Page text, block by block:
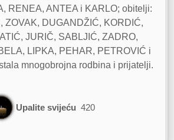
RENEA, ANTEA i KARLO; obitelji:
ZOVAK, DUGANDŽIĆ, KORDIĆ,
JURIČ, SABLJIĆ, ZADRO,
LIPKA, PEHAR, PETROVIĆ i
mnogobrojna rodbina i prijatelji.
Upalite svijeću 420